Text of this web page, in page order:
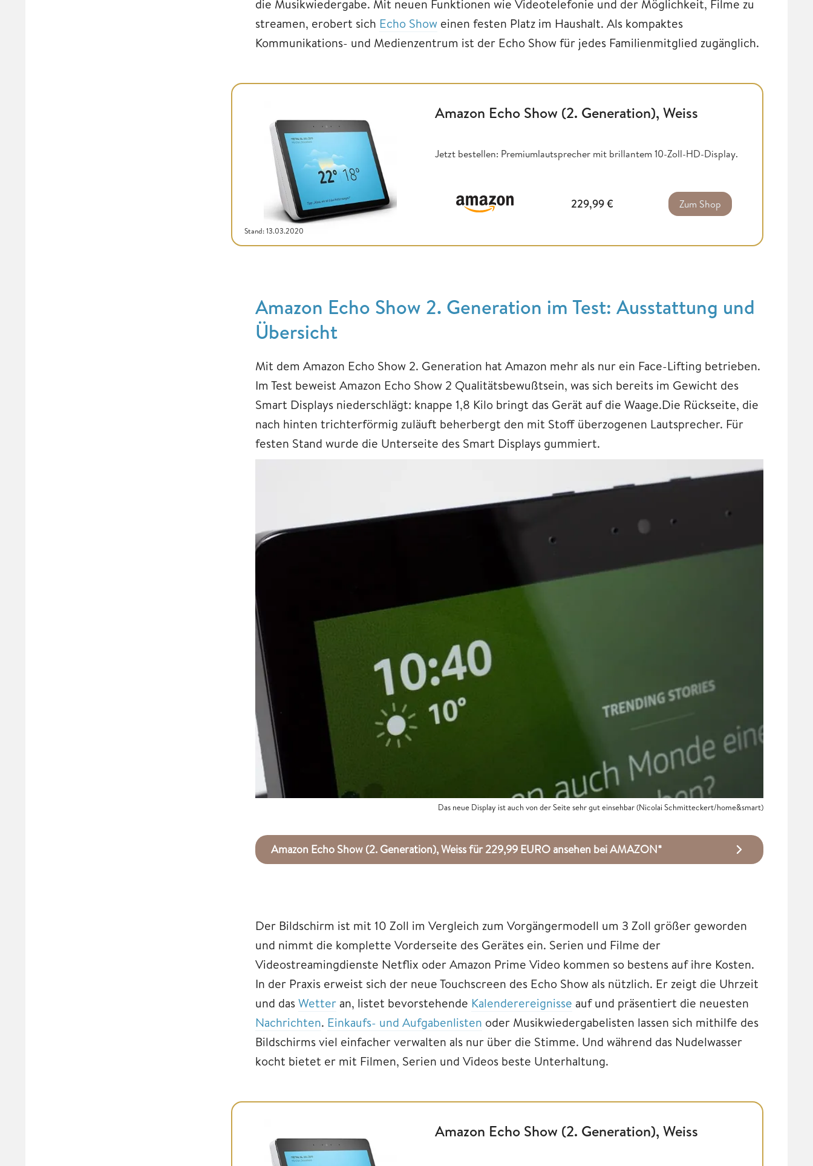
die Musikwiedergabe. Mit neuen Funktionen wie Videotelefonie und der Möglichkeit, Filme zu
streamen, erobert sich Echo Show einen festen Platz im Haushalt. Als kompaktes
Kommunikations- und Medienzentrum ist der Echo Show für jedes Familienmitglied zugänglich.
Stand: 13.03.2020
Amazon Echo Show (2. Generation), Weiss
Jetzt bestellen: Premiumlautsprecher mit brillantem 10-Zoll-HD-Display.
229,99€ Zum Shop
Amazon Echo Show 2. Generation im Test: Ausstattung und
Übersicht
Mit dem Amazon Echo Show 2. Generation hat Amazon mehr als nur ein Face-Lifting betrieben.
Im Test beweist Amazon Echo Show 2 Qualitätsbewußtsein, was sich bereits im Gewicht des
Smart Displays niederschlägt: knappe 1,8 Kilo bringt das Gerät auf die Waage.Die Rückseite, die
nach hinten trichterförmig zuläuft beherbergt den mit Stoff überzogenen Lautsprecher. Für
festen Stand wurde die Unterseite des Smart Displays gummiert.
Das neue Display ist auch von der Seite sehr gut einsehbar (Nicolai Schmitteckert/home&smart)
Amazon Echo Show (2. Generation), Weiss für 229,99 EURO ansehen bei AMAZON*
Der Bildschirm ist mit 10 Zoll im Vergleich zum Vorgängermodell um 3 Zoll größer geworden
und nimmt die komplette Vorderseite des Gerätes ein. Serien und Filme der
Videostreamingdienste Netflix oder Amazon Prime Video kommen so bestens auf ihre Kosten.
In der Praxis erweist sich der neue Touchscreen des Echo Show als nützlich. Er zeigt die Uhrzeit
und dasWetter an, listet bevorstehende Kalenderereignisse auf und präsentiert die neuesten
Nachrichten. Einkaufs- und Aufgabenlisten oder Musikwiedergabelisten lassen sich mithilfe des
Bildschirms viel einfacher verwalten als nur über die Stimme. Und während das Nudelwasser
kocht bietet er mit Filmen, Serien und Videos beste Unterhaltung.
Amazon Echo Show (2. Generation), Weiss